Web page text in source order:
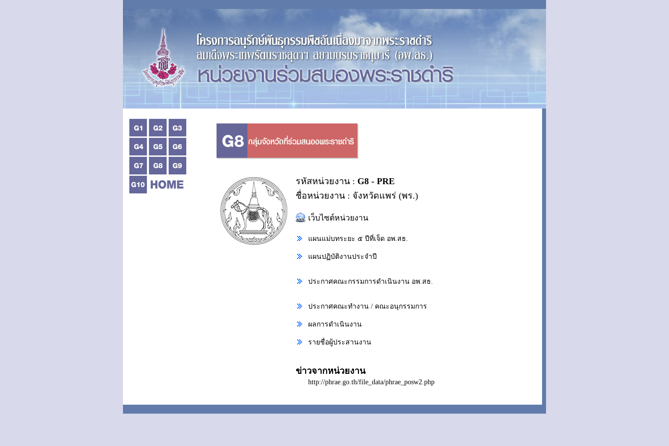
รหัสหน่วยงาน : G8 - PRE
ชื่อหน่วยงาน : จังหวัดแพร่ (พร.)
เว็บไซต์หน่วยงาน
แผนแม่บทระยะ ๕ ปีที่เจ็ด อพ.สธ.
แผนปฏิบัติงานประจำปี
ประกาศคณะกรรมการดำเนินงาน อพ.สธ.
ประกาศคณะทำงาน / คณะอนุกรรมการ
ผลการดำเนินงาน
รายชื่อผู้ประสานงาน
ข่าวจากหน่วยงาน
http://phrae.go.th/file_data/phrae_posw2.php